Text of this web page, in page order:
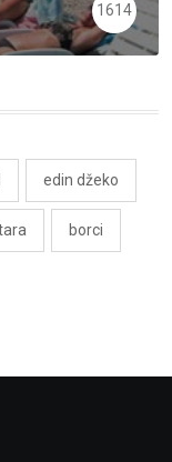
1614
edin džeko
borci